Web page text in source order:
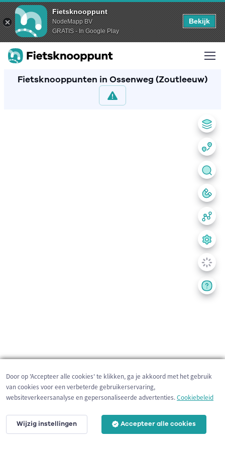
Fietsknooppunt
NodeMapp BV
GRATIS - In Google Play
Bekijk
Fietsknooppunten in Ossenweg (Zoutleeuw)
200 m
Door op 'Accepteer alle cookies' te klikken, ga je akkoord met het gebruik
van cookies voor een verbeterde gebruikerservaring,
websiteverkeersanalyse en gepersonaliseerde advertenties.Cookiebeleid
Wijzig instellingen Accepteer alle cookies